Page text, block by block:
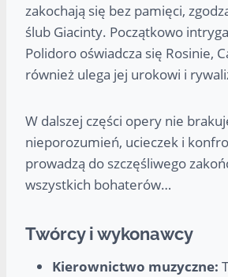
zakochają się bez pamięci,
ślub Giacinty. Początkowo intryga
Polidoro oświadcza się Rosinie,
również ulega jej urokowi i
W dalszej części opery nie
nieporozumień, ucieczek i
prowadzą do szczęśliwego
wszystkich bohaterów…
Twórcy i wykonawcy
Kierownictwo muzyczne: